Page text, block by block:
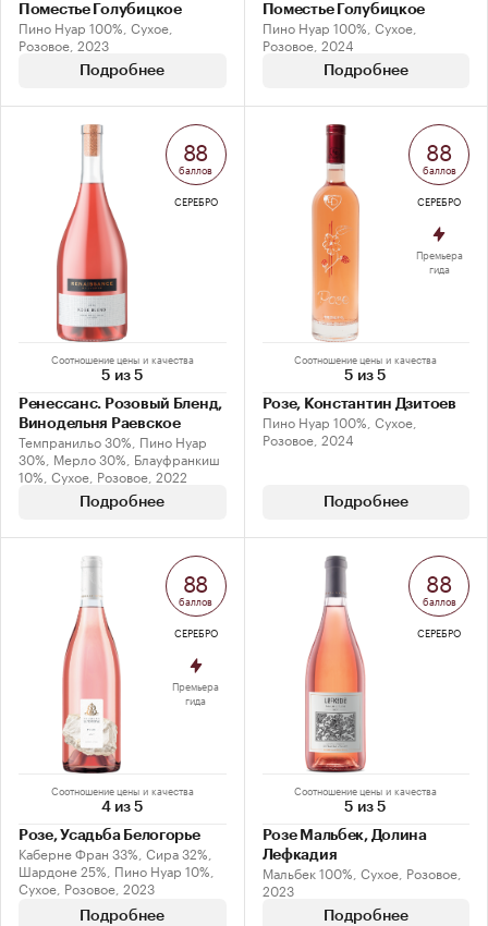
Поместье Голубицкое
Пино Нуар 100%, Сухое,
Розовое, 2023
Подробнее
Поместье Голубицкое
Пино Нуар 100%, Сухое,
Розовое, 2024
Подробнее
Соотношение цены и качества
5 из 5
Ренессанс. Розовый Бленд,
Винодельня Раевское
Темпранильо 30%, Пино Нуар
30%, Мерло 30%, Блауфранкиш
10%, Сухое, Розовое, 2022
Подробнее
88
баллов
СЕРЕБРО
Соотношение цены и качества
5 из 5
Розе, Константин Дзитоев
Пино Нуар 100%, Сухое,
Розовое, 2024
Подробнее
88
баллов
СЕРЕБРО
Премьера
гида
Соотношение цены и качества
4 из 5
Розе, Усадьба Белогорье
Каберне Фран 33%, Сира 32%,
Шардоне 25%, Пино Нуар 10%,
Сухое, Розовое, 2023
Подробнее
88
баллов
СЕРЕБРО
Премьера
гида
Соотношение цены и качества
5 из 5
Розе Мальбек, Долина
Лефкадия
Мальбек 100%, Сухое, Розовое,
2023
Подробнее
88
баллов
СЕРЕБРО